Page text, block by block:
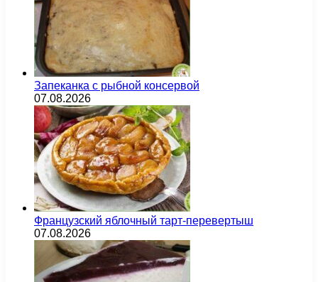
Запеканка с рыбной консервой
07.08.2026
Французский яблочный тарт-перевертыш
07.08.2026